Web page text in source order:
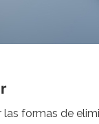
las formas de